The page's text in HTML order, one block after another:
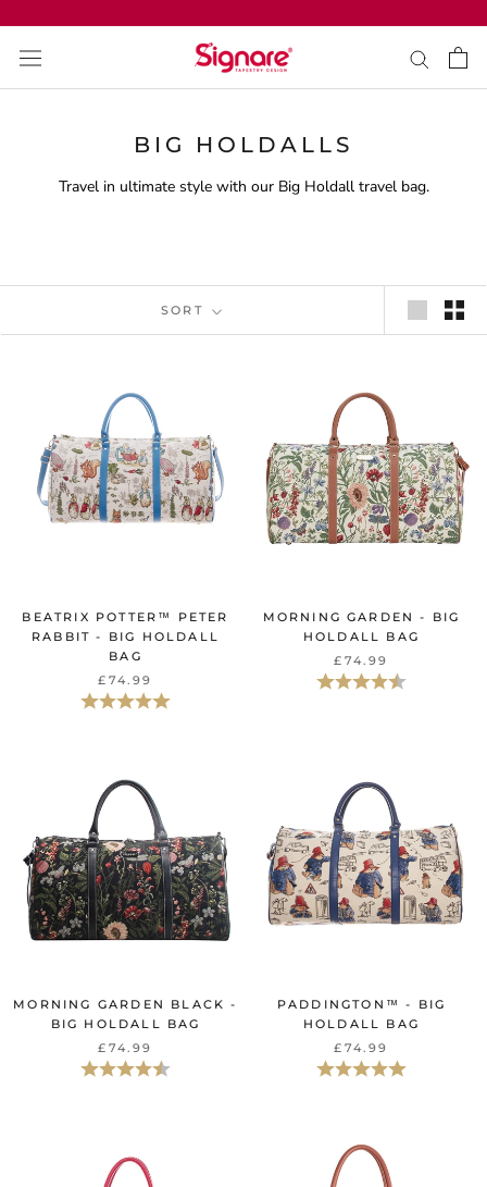
content
BIG HOLDALLS
Travel in ultimate style with our Big Holdall travel bag.
SORT
BEATRIX POTTER™ PETER
RABBIT - BIG HOLDALL
BAG
£74.99
Beoordeling: 5.0 uit 5 sterren
MORNING GARDEN - BIG
HOLDALL BAG
£74.99
Beoordeling: 4.3 uit 5
MORNING GARDEN BLACK -
BIG HOLDALL BAG
£74.99
Beoordeling: 4.5 uit 5 sterren
PADDINGTON™ - BIG
HOLDALL BAG
£74.99
Beoordeling: 5.0 uit 5